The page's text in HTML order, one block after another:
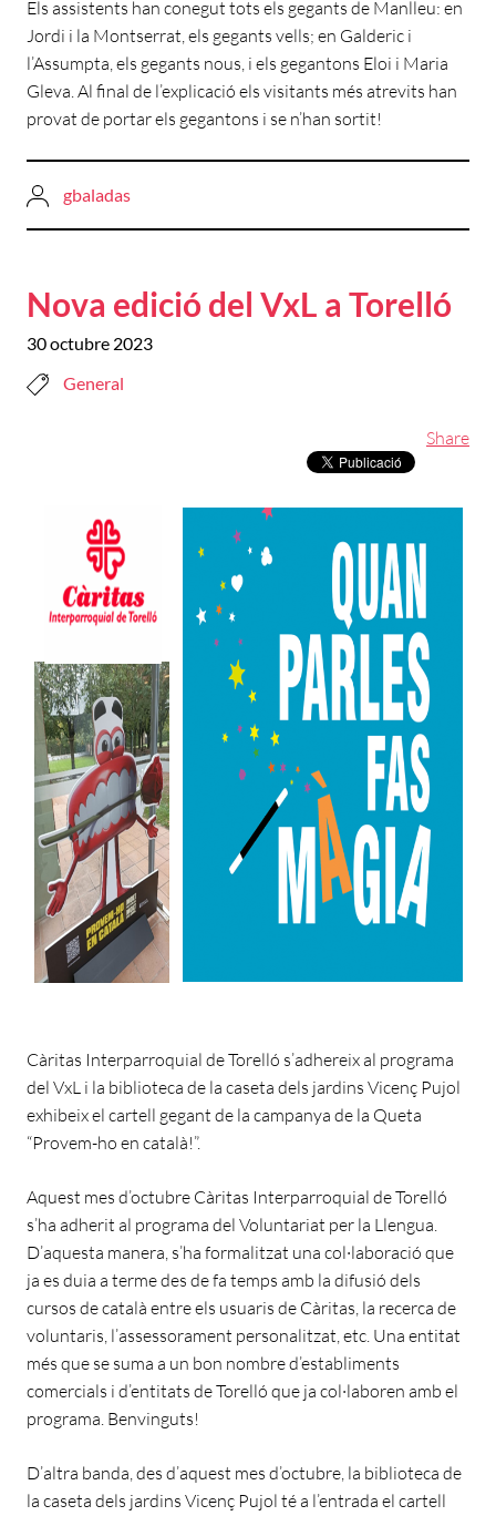
Els assistents han conegut tots els gegants de Manlleu: en
Jordi i la Montserrat, els gegants vells; en Galderic i
l’Assumpta, els gegants nous, i els gegantons Eloi i Maria
Gleva. Al final de l’explicació els visitants més atrevits han
provat de portar els gegantons i se n’han sortit!
gbaladas
Nova edició del VxL a Torelló
30 octubre 2023
General
Share
Càritas Interparroquial de Torelló s’adhereix al programa
del VxL i la biblioteca de la caseta dels jardins Vicenç Pujol
exhibeix el cartell gegant de la campanya de la Queta
“Provem-ho en català!”.
Aquest mes d’octubre Càritas Interparroquial de Torelló
s’ha adherit al programa del Voluntariat per la Llengua.
D’aquesta manera, s’ha formalitzat una col·laboració que
ja es duia a terme des de fa temps amb la difusió dels
cursos de català entre els usuaris de Càritas, la recerca de
voluntaris, l’assessorament personalitzat, etc. Una entitat
més que se suma a un bon nombre d’establiments
comercials i d’entitats de Torelló que ja col·laboren amb el
programa. Benvinguts!
D’altra banda, des d’aquest mes d’octubre, la biblioteca de
la caseta dels jardins Vicenç Pujol té a l’entrada el cartell